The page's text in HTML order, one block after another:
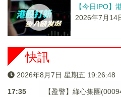
【今日IPO】
2026年7月14
快訊
2026年8月7日 星期五 19:26:48
17:35
【盈警】綠心集團